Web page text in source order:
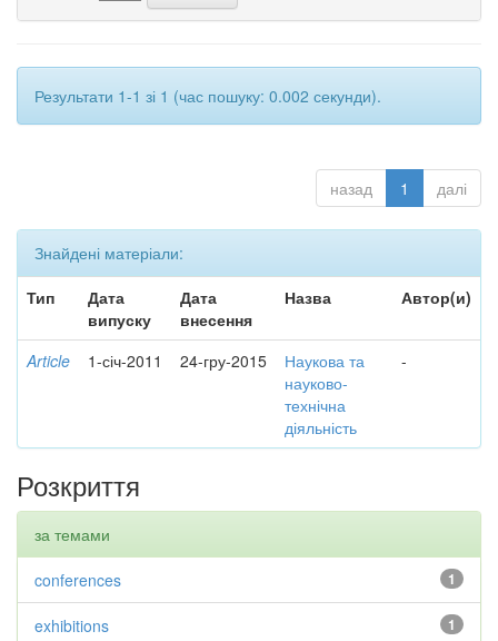
Результати 1-1 зі 1 (час пошуку: 0.002 секунди).
назад 1 далі
Знайдені матеріали:
Тип
Дата
випуску
Дата
внесення
Назва Автор(и)
Article 1-січ-2011 24-гру-2015
Наукова та
науково-
технічна
діяльність
-
Розкриття
за темами
1
conferences
1
exhibitions